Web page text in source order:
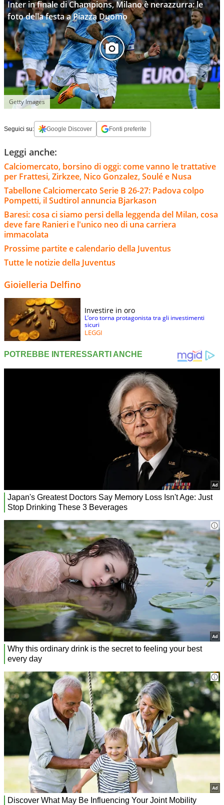
Inter in finale di Champions, Milano è nerazzurra: le
foto della festa a Piazza Duomo
Getty Images
Seguici su: Google Discover Fonti preferite
Leggi anche:
Calciomercato, borsino di oggi: come vanno le trattative
per Frattesi, Zirkzee, Nico Gonzalez, Soulé e Nusa
Tabellone Calciomercato Serie B 26-27: Padova colpo
Pompetti, il Sudtirol annuncia Bjarkason
Baresi: cosa ci siamo persi della leggenda del Milan, cosa
deve fare Ranieri e l'unico neo di una carriera
immacolata
Prossime partite e calendario della Juventus
Tutte le notizie della Juventus
Gioielleria Delfino
Investire in oro
L’oro torna protagonista tra gli investimenti
sicuri
LEGGI